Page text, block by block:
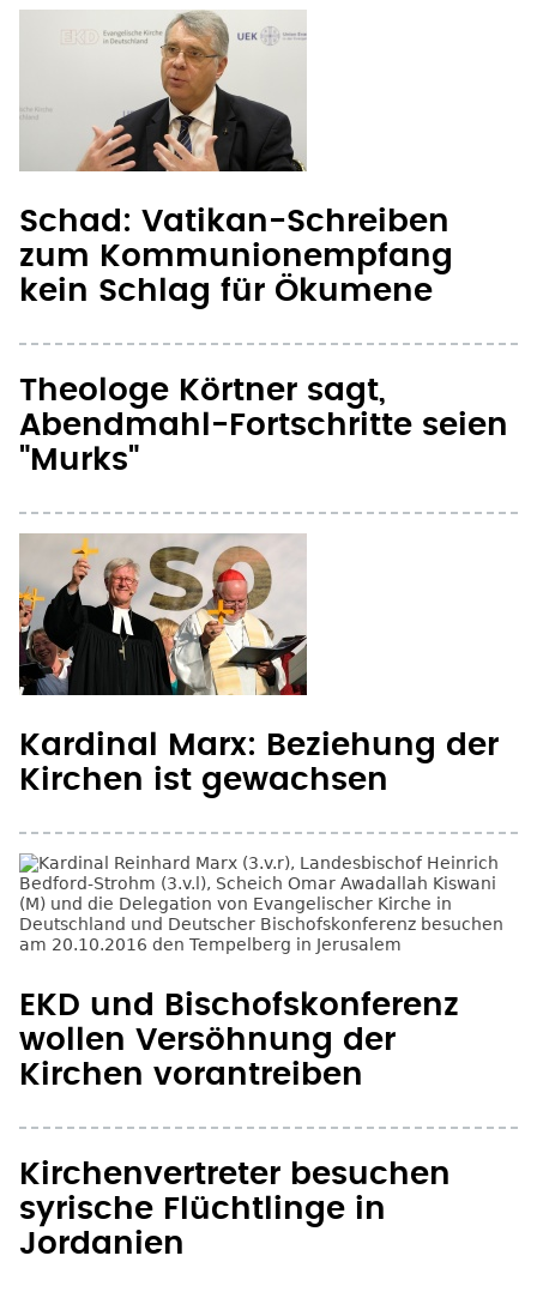
Schad: Vatikan-Schreiben
zum Kommunionempfang
kein Schlag für Ökumene
Theologe Körtner sagt,
Abendmahl-Fortschritte seien
"Murks"
Kardinal Marx: Beziehung der
Kirchen ist gewachsen
EKD und Bischofskonferenz
wollen Versöhnung der
Kirchen vorantreiben
Kirchenvertreter besuchen
syrische Flüchtlinge in
Jordanien